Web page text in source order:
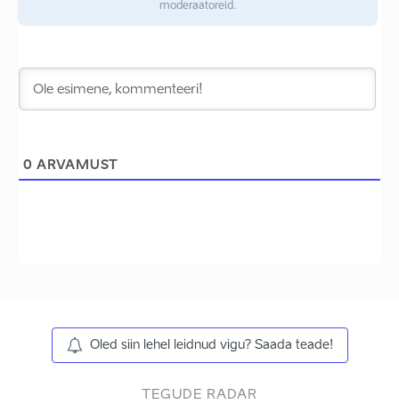
moderaatoreid.
0 ARVAMUST
Oled siin lehel leidnud vigu? Saada teade!
TEGUDE RADAR